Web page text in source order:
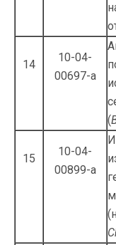
14
10-04-
00697-а
(
15
10-04-
00899-а